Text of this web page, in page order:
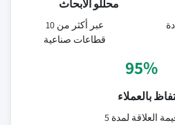
محللو الأبحاث
عبر أكثر من 10
قطاعات صناعية
95%
بالعملاء
قيمة العلاقة لمدة 5